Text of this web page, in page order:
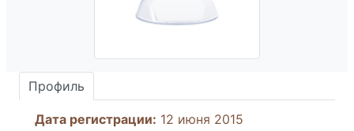
Профиль
Дата регистрации: 12 июня 2015